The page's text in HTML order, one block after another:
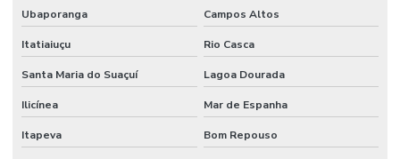
Ubaporanga Campos Altos
Itatiaiuçu Rio Casca
Santa Maria do Suaçuí Lagoa Dourada
Ilicínea Mar de Espanha
Itapeva Bom Repouso